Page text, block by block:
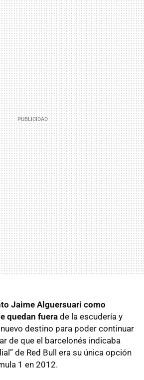
Jaime Alguersuari como
quedan fuera de la escudería y
destino para poder continuar
de que el barcelonés indicaba
de Red Bull era su única opción
1 en 2012.